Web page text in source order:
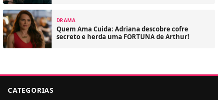
DRAMA
Quem Ama Cuida: Adriana descobre cofre
secreto e herda uma FORTUNA de Arthur!
CATEGORIAS